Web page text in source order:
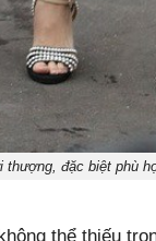
đặc biệt phù
thể thiếu